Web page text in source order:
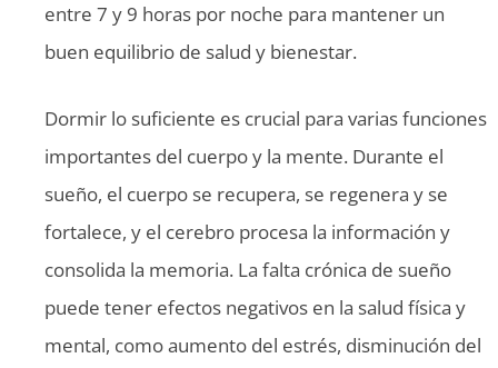
entre 7 y 9 horas por noche para mantener un
buen equilibrio de salud y bienestar.
Dormir lo suficiente es crucial para varias funciones
importantes del cuerpo y la mente. Durante el
sueño, el cuerpo se recupera, se regenera y se
fortalece, y el cerebro procesa la información y
consolida la memoria. La falta crónica de sueño
puede tener efectos negativos en la salud física y
mental, como aumento del estrés, disminución del